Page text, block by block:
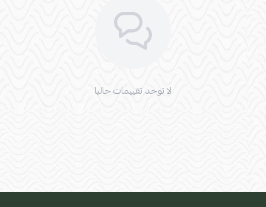
لا توجد تقييمات حاليا